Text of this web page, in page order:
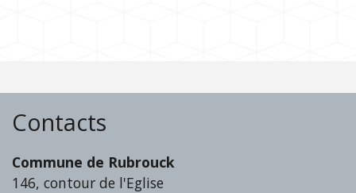
Contacts
Commune de Rubrouck
146, contour de l'Eglise